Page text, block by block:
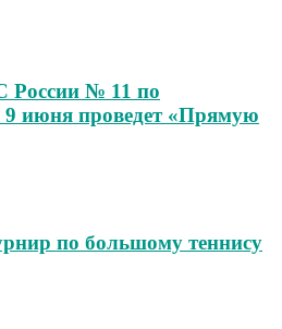
№ 11 по
9 июня проведет «Прямую
по большому теннису